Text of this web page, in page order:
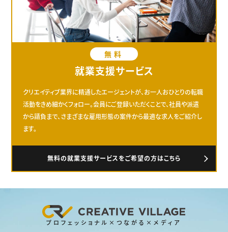
無料
就業支援サービス
クリエイティブ業界に精通したエージェントが、お一人おひとりの転職
活動をきめ細かくフォロー。会員にご登録いただくことで、社員や派遣
から請負まで、さまざまな雇用形態の案件から最適な求人をご紹介し
ます。
無料の就業支援サービスをご希望の方はこちら
プロフェッショナル×つながる×メディア